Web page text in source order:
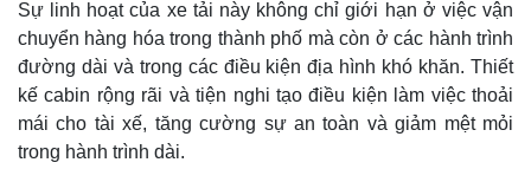
Sự linh hoạt của xe tải này không chỉ giới hạn ở việc vận
chuyển hàng hóa trong thành phố mà còn ở các hành trình
đường dài và trong các điều kiện địa hình khó khăn. Thiết
kế cabin rộng rãi và tiện nghi tạo điều kiện làm việc thoải
mái cho tài xế, tăng cường sự an toàn và giảm mệt mỏi
trong hành trình dài.